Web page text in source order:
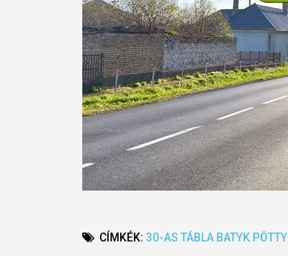
CÍMKÉK: 30-AS TÁBLA BATYK PÖTTY